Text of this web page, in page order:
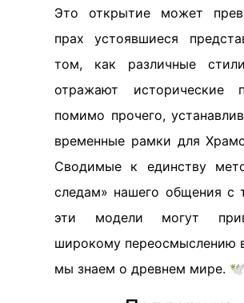
Это открытие может
прах устоявшиеся
том, как различные
отражают исторические
помимо прочего,
временные рамки для
Сводимые к единству
следам» нашего общения с
эти модели могут
широкому переосмыслению
мы знаем о древнем мире. 🕊️